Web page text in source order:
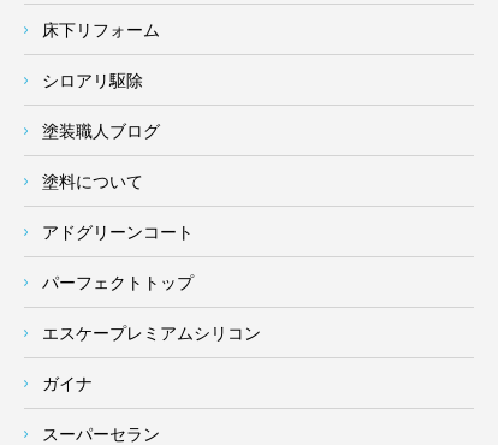
床下リフォーム
シロアリ駆除
塗装職人ブログ
塗料について
アドグリーンコート
パーフェクトトップ
エスケープレミアムシリコン
ガイナ
スーパーセラン